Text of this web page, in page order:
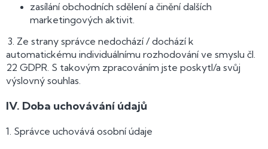
zasílání obchodních sdělení a činění dalších
marketingových aktivit.
3. Ze strany správce nedochází / dochází k
automatickému individuálnímu rozhodování ve smyslu čl.
22 GDPR. S takovým zpracováním jste poskytl/a svůj
výslovný souhlas.
IV. Doba uchovávání údajů
1. Správce uchovává osobní údaje